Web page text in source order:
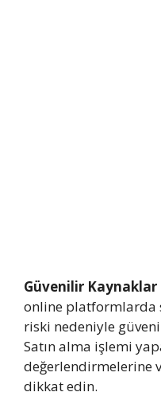
Güvenilir Kaynaklar
online platformlarda
riski nedeniyle
Satın alma işlemi
değerlendirmelerine
dikkat edin.